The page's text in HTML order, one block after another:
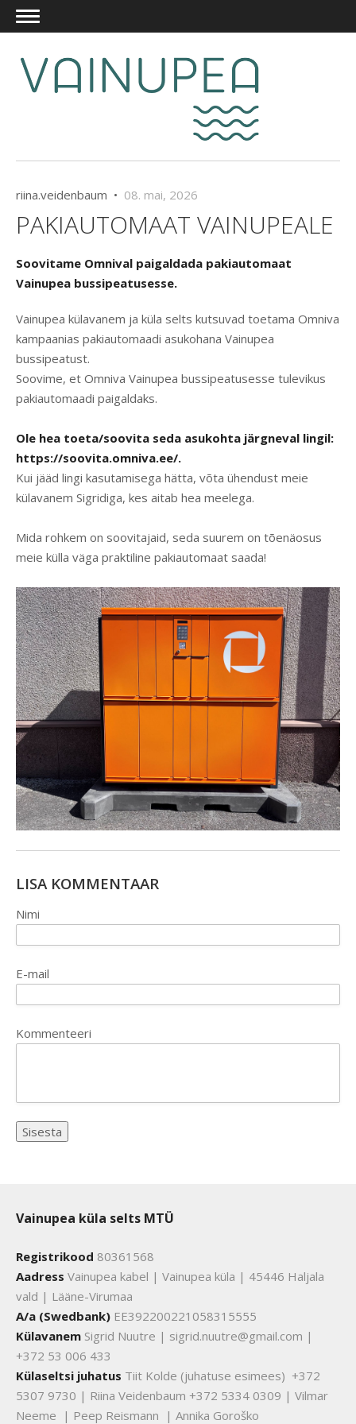
riina.veidenbaum • 08. mai, 2026
PAKIAUTOMAAT VAINUPEALE
Soovitame Omnival paigaldada pakiautomaat
Vainupea bussipeatusesse.
Vainupea külavanem ja küla selts kutsuvad toetama Omniva
kampaanias pakiautomaadi asukohana Vainupea
bussipeatust.
Soovime, et Omniva Vainupea bussipeatusesse tulevikus
pakiautomaadi paigaldaks.
Ole hea toeta/soovita seda asukohta järgneval lingil:
https://soovita.omniva.ee/.
Kui jääd lingi kasutamisega hätta, võta ühendust meie
külavanem Sigridiga, kes aitab hea meelega.
Mida rohkem on soovitajaid, seda suurem on tõenäosus
meie külla väga praktiline pakiautomaat saada!
LISA KOMMENTAAR
Nimi
E-mail
Kommenteeri
Vainupea küla selts MTÜ
Registrikood 80361568
Aadress Vainupea kabel | Vainupea küla | 45446 Haljala
vald | Lääne-Virumaa
A/a (Swedbank) EE392200221058315555
Külavanem Sigrid Nuutre | sigrid.nuutre@gmail.com |
+372 53 006 433
Külaseltsi juhatus Tiit Kolde (juhatuse esimees) +372
5307 9730 | Riina Veidenbaum +372 5334 0309 | Vilmar
Neeme | Peep Reismann | Annika Goroško